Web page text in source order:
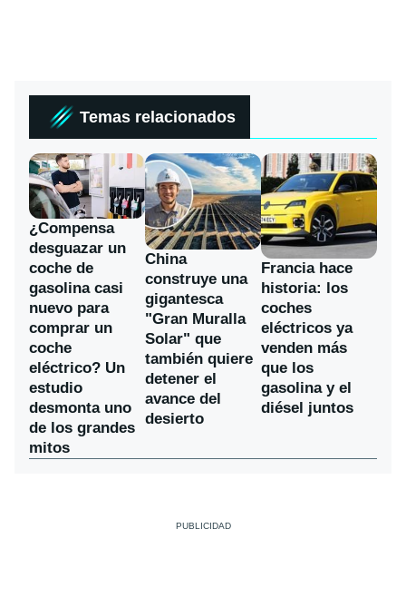
Temas relacionados
¿Compensa
desguazar un
coche de
gasolina casi
nuevo para
comprar un
coche
eléctrico? Un
estudio
desmonta uno
de los grandes
mitos
China
construye una
gigantesca
"Gran Muralla
Solar" que
también quiere
detener el
avance del
desierto
Francia hace
historia: los
coches
eléctricos ya
venden más
que los
gasolina y el
diésel juntos